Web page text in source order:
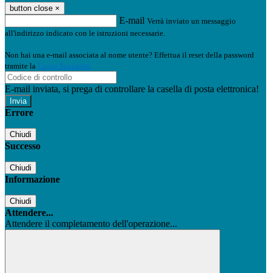
button close ×
E-mail Verrà inviato un messaggio
all'indirizzo indicato con le istruzioni necessarie.
Non hai una e-mail associata al nome utente? Effettua il reset della password
tramite la Login Spaggiari
E-mail inviata, si prega di controllare la casella di posta elettronica!
Errore
Chiudi
Successo
Chiudi
Informazione
Chiudi
Attendere...
Attendere il completamento dell'operazione...